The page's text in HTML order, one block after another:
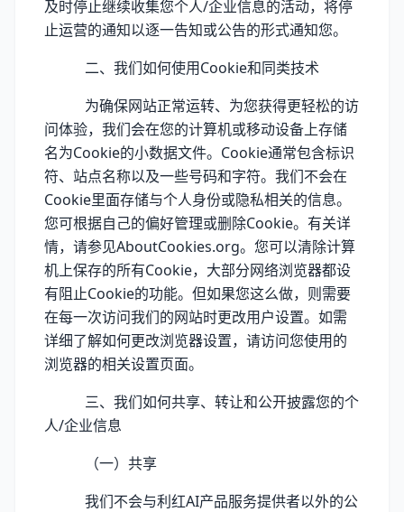
及时停止继续收集您个人/企业信息的活动，将停
止运营的通知以逐一告知或公告的形式通知您。
二、我们如何使用Cookie和同类技术
为确保网站正常运转、为您获得更轻松的访
问体验，我们会在您的计算机或移动设备上存储
名为Cookie的小数据文件。Cookie通常包含标识
符、站点名称以及一些号码和字符。我们不会在
Cookie里面存储与个人身份或隐私相关的信息。
您可根据自己的偏好管理或删除Cookie。有关详
情，请参见AboutCookies.org。您可以清除计算
机上保存的所有Cookie，大部分网络浏览器都设
有阻止Cookie的功能。但如果您这么做，则需要
在每一次访问我们的网站时更改用户设置。如需
详细了解如何更改浏览器设置，请访问您使用的
浏览器的相关设置页面。
三、我们如何共享、转让和公开披露您的个
人/企业信息
（一）共享
我们不会与利红AI产品服务提供者以外的公